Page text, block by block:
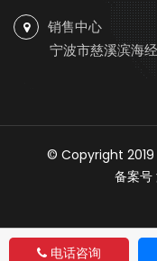
销售中心
宁波市慈溪滨海
© Copyright
备案号
电话咨询